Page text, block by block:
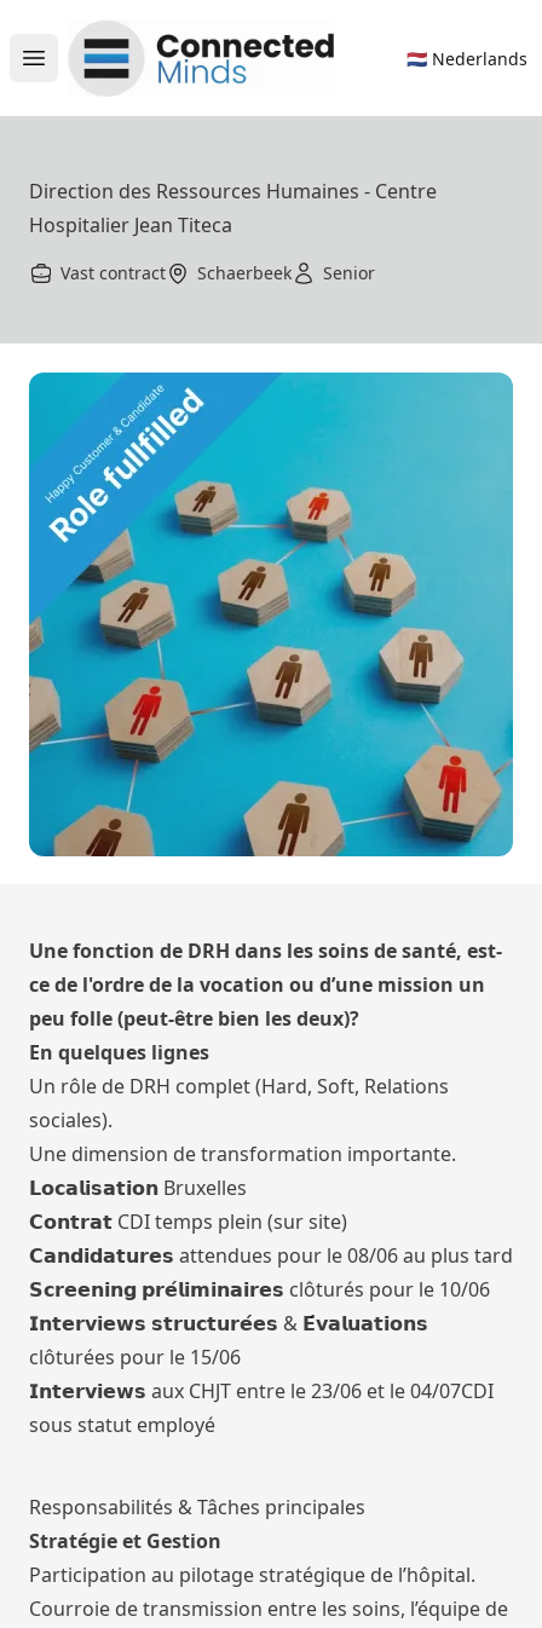
Open main menu
Connected Minds
🇳🇱 Nederlands
Direction des Ressources Humaines - Centre
Hospitalier Jean Titeca
Vast contract Schaerbeek Senior
Une fonction de DRH dans les soins de santé, est-
ce de l'ordre de la vocation ou d’une mission un
peu folle (peut-être bien les deux)?
En quelques lignes
Un rôle de DRH complet (Hard, Soft, Relations
sociales).
Une dimension de transformation importante.
𝗟𝗼𝗰𝗮𝗹𝗶𝘀𝗮𝘁𝗶𝗼𝗻 Bruxelles
𝗖𝗼𝗻𝘁𝗿𝗮𝘁 CDI temps plein (sur site)
𝗖𝗮𝗻𝗱𝗶𝗱𝗮𝘁𝘂𝗿𝗲𝘀 attendues pour le 08/06 au plus tard
𝗦𝗰𝗿𝗲𝗲𝗻𝗶𝗻𝗴 𝗽𝗿𝗲́𝗹𝗶𝗺𝗶𝗻𝗮𝗶𝗿𝗲𝘀 clôturés pour le 10/06
𝗜𝗻𝘁𝗲𝗿𝘃𝗶𝗲𝘄𝘀 𝘀𝘁𝗿𝘂𝗰𝘁𝘂𝗿𝗲́𝗲𝘀 & 𝗘́𝘃𝗮𝗹𝘂𝗮𝘁𝗶𝗼𝗻𝘀
clôturées pour le 15/06
𝗜𝗻𝘁𝗲𝗿𝘃𝗶𝗲𝘄𝘀 aux CHJT entre le 23/06 et le 04/07CDI
sous statut employé
Responsabilités & Tâches principales
Stratégie et Gestion
Participation au pilotage stratégique de l’hôpital.
Courroie de transmission entre les soins, l’équipe de